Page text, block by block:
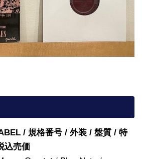
/ 規格番号 / 外装 / 盤質 / 特
込売価